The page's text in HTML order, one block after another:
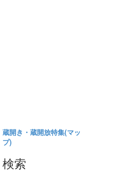
蔵開き・蔵開放特集(マッ
プ)
検索